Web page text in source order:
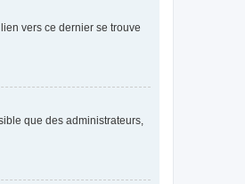
vers ce dernier se trouve
que des administrateurs,